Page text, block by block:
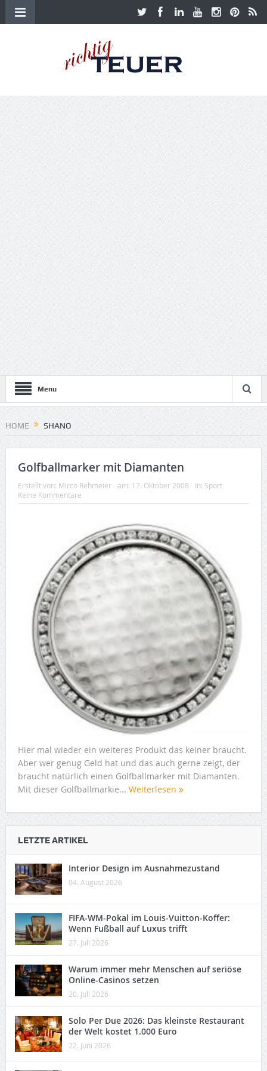
Menu
HOME SHANO
Golfballmarker mit Diamanten
Erstellt von: Mirco Rehmeier am: 17. Oktober 2008 In: Sport
Keine Kommentare
Hier mal wieder ein weiteres Produkt das keiner braucht.
Aber wer genug Geld hat und das auch gerne zeigt, der
braucht natürlich einen Golfballmarker mit Diamanten.
Mit dieser Golfballmarkie... Weiterlesen
LETZTE ARTIKEL
Interior Design im Ausnahmezustand
04. August 2026
FIFA-WM-Pokal im Louis-Vuitton-Koffer:
Wenn Fußball auf Luxus trifft
27. Juli 2026
Warum immer mehr Menschen auf seriöse
Online-Casinos setzen
20. Juli 2026
Solo Per Due 2026: Das kleinste Restaurant
der Welt kostet 1.000 Euro
22. Juni 2026